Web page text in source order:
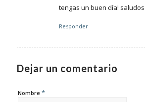
tengas un buen día!
Responder
Dejar un comentario
Nombre *